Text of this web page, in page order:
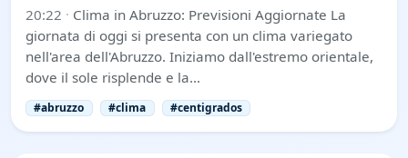
20:22 · Clima in Abruzzo: Previsioni Aggiornate La
giornata di oggi si presenta con un clima variegato
nell'area dell'Abruzzo. Iniziamo dall'estremo orientale,
dove il sole risplende e la…
#abruzzo #clima #centigrados